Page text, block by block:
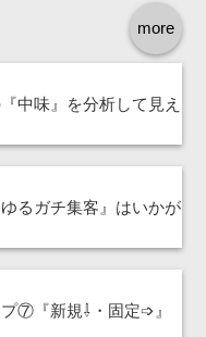
more
中味』を分析して見え
るガチ集客』はいかが
⑦『新規⇩・固定➩』